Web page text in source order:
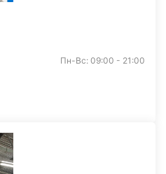
Пн-Вс: 09:00 - 21:00